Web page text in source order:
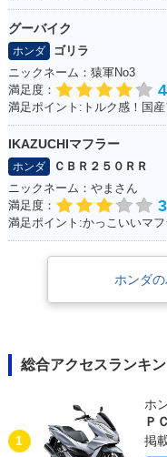
グーバイク
ホンダ
ゴリラ
ニックネーム：猿軍No3
満足度：
4
満足ポイント:トルク感！国
IKAZUCHIマフラー
ホンダ
ＣＢＲ２５０ＲＲ
ニックネーム：やまさん
満足度：
3
満足ポイント:かっこいいマ
ホンダ
総合アクセスランキ
1
ホ
Ｐ
掲